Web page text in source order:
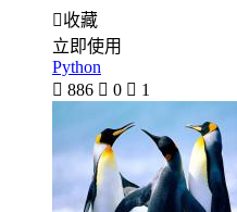
收藏
立即使用
Python
 886  0  1